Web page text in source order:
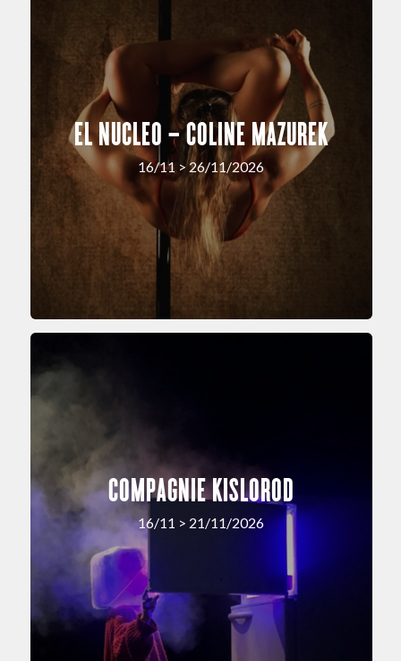
EL NUCLEO – COLINE MAZUREK
16/11 > 26/11/2026
COMPAGNIE KISLOROD
16/11 > 21/11/2026